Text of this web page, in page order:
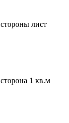
лист
1 кв.м